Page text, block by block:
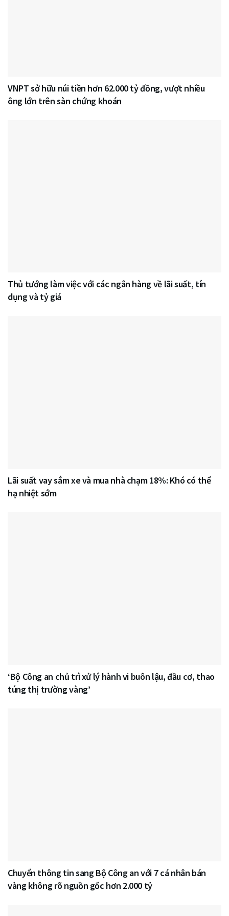
VNPT sở hữu núi tiền hơn 62.000 tỷ đồng, vượt nhiều
ông lớn trên sàn chứng khoán
Thủ tướng làm việc với các ngân hàng về lãi suất, tín
dụng và tỷ giá
Lãi suất vay sắm xe và mua nhà chạm 18%: Khó có thể
hạ nhiệt sớm
‘Bộ Công an chủ trì xử lý hành vi buôn lậu, đầu cơ, thao
túng thị trường vàng’
Chuyển thông tin sang Bộ Công an với 7 cá nhân bán
vàng không rõ nguồn gốc hơn 2.000 tỷ